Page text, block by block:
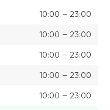
10:00 – 23:00
10:00 – 23:00
10:00 – 23:00
10:00 – 23:00
10:00 – 23:00